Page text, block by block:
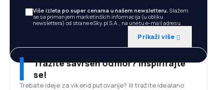
Više izleta po super cenama u našem newsletteru. Slažem
se sa primanjem marketinških informacija (u obliku
newslettera) od strane eSky.pl S.A., na unetu e-mail adresu.
Prikaži više
Tražite savršen odmor? Inspirirajte
se!
Trebate ideje za vikend putovanje? Ili tražite idealano